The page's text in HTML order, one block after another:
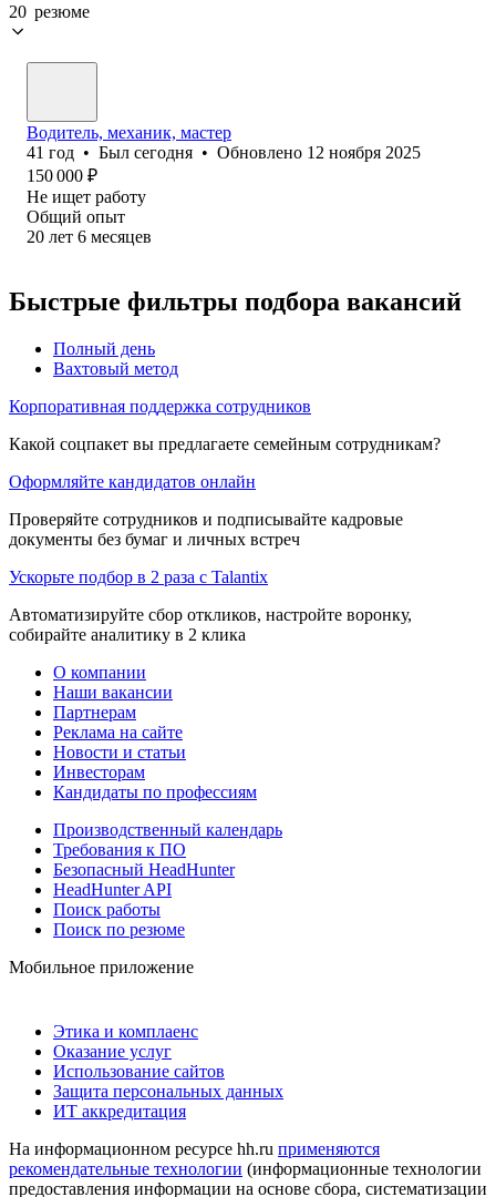
20 резюме
Водитель, механик, мастер
41 год • Был сегодня • Обновлено 12 ноября 2025
150 000 ₽
Не ищет работу
Общий опыт
20 лет 6 месяцев
Быстрые фильтры подбора вакансий
Полный день
Вахтовый метод
Корпоративная поддержка сотрудников
Какой соцпакет вы предлагаете семейным сотрудникам?
Оформляйте кандидатов онлайн
Проверяйте сотрудников и подписывайте кадровые
документы без бумаг и личных встреч
Ускорьте подбор в 2 раза с Talantix
Автоматизируйте сбор откликов, настройте воронку,
собирайте аналитику в 2 клика
О компании
Наши вакансии
Партнерам
Реклама на сайте
Новости и статьи
Инвесторам
Кандидаты по профессиям
Производственный календарь
Требования к ПО
Безопасный HeadHunter
HeadHunter API
Поиск работы
Поиск по резюме
Мобильное приложение
Этика и комплаенс
Оказание услуг
Использование сайтов
Защита персональных данных
ИТ аккредитация
На информационном ресурсе hh.ru применяются
рекомендательные технологии (информационные технологии
предоставления информации на основе сбора, систематизации